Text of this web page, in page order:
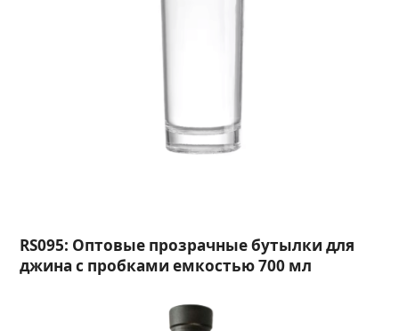
RS095: Оптовые прозрачные бутылки для
джина с пробками емкостью 700 мл